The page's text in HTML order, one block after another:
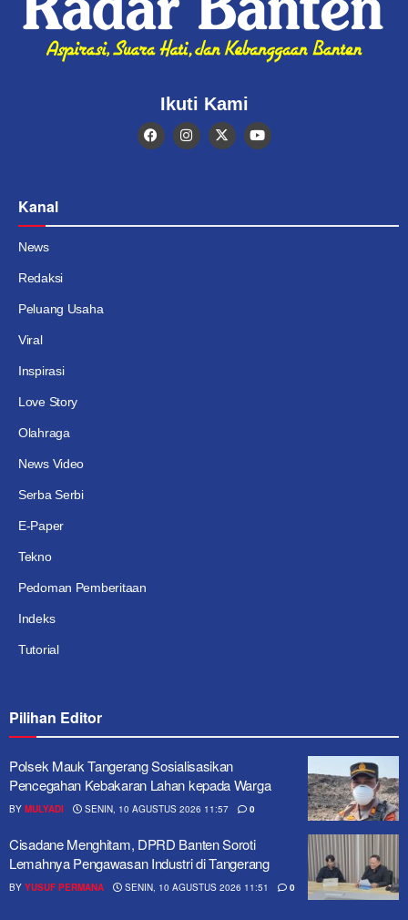
Ikuti Kami
Kanal
News
Redaksi
Peluang Usaha
Viral
Inspirasi
Love Story
Olahraga
News Video
Serba Serbi
E-Paper
Tekno
Pedoman Pemberitaan
Indeks
Tutorial
Pilihan Editor
Polsek Mauk Tangerang Sosialisasikan
Pencegahan Kebakaran Lahan kepada Warga
BY MULYADI SENIN, 10 AGUSTUS 2026 11:57 0
Cisadane Menghitam, DPRD Banten Soroti
Lemahnya Pengawasan Industri di Tangerang
BY YUSUF PERMANA SENIN, 10 AGUSTUS 2026 11:51 0